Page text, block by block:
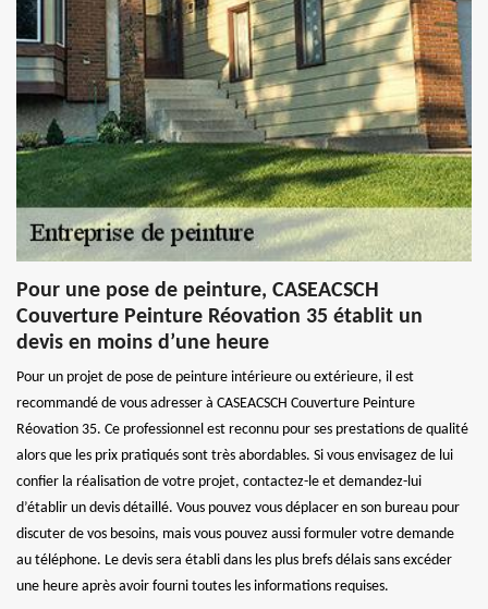
Pour une pose de peinture, CASEACSCH
Couverture Peinture Réovation 35 établit un
devis en moins d’une heure
Pour un projet de pose de peinture intérieure ou extérieure, il est
recommandé de vous adresser à CASEACSCH Couverture Peinture
Réovation 35. Ce professionnel est reconnu pour ses prestations de qualité
alors que les prix pratiqués sont très abordables. Si vous envisagez de lui
confier la réalisation de votre projet, contactez-le et demandez-lui
d’établir un devis détaillé. Vous pouvez vous déplacer en son bureau pour
discuter de vos besoins, mais vous pouvez aussi formuler votre demande
au téléphone. Le devis sera établi dans les plus brefs délais sans excéder
une heure après avoir fourni toutes les informations requises.